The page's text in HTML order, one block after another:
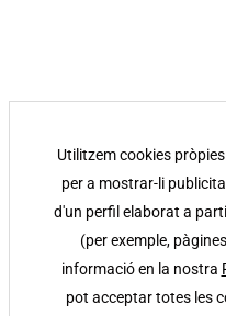
Utilitzem cookies
per a mostrar-li
d'un perfil elaborat a
(per exemple,
informació en la nostra
pot acceptar totes les